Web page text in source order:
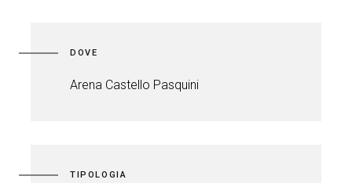
DOVE
Arena Castello Pasquini
TIPOLOGIA